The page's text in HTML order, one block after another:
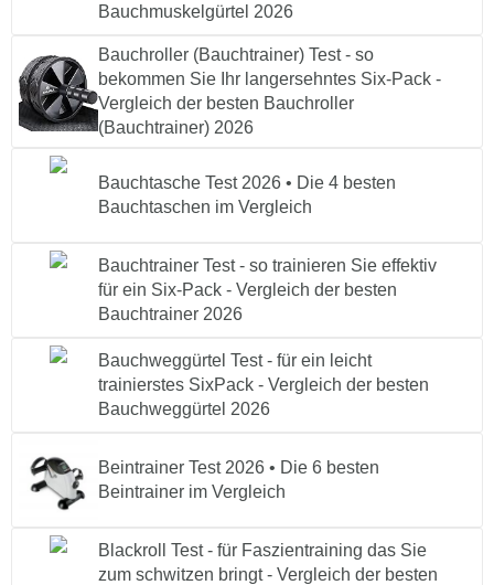
Bauchmuskelgürtel 2026
Bauchroller (Bauchtrainer) Test - so
bekommen Sie Ihr langersehntes Six-Pack -
Vergleich der besten Bauchroller
(Bauchtrainer) 2026
Bauchtasche Test 2026 • Die 4 besten
Bauchtaschen im Vergleich
Bauchtrainer Test - so trainieren Sie effektiv
für ein Six-Pack - Vergleich der besten
Bauchtrainer 2026
Bauchweggürtel Test - für ein leicht
trainierstes SixPack - Vergleich der besten
Bauchweggürtel 2026
Beintrainer Test 2026 • Die 6 besten
Beintrainer im Vergleich
Blackroll Test - für Faszientraining das Sie
zum schwitzen bringt - Vergleich der besten